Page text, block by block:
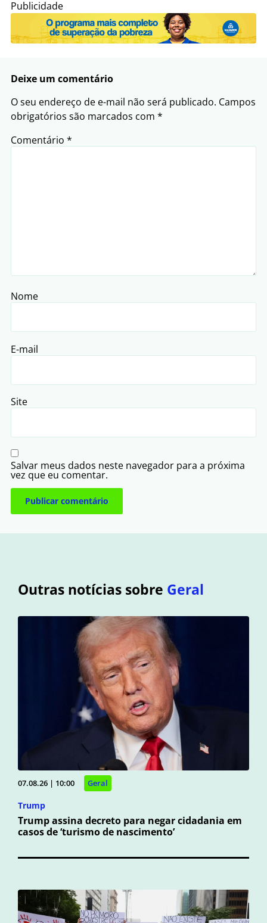
Publicidade
Deixe um comentário
O seu endereço de e-mail não será publicado. Campos
obrigatórios são marcados com *
Comentário *
Nome
E-mail
Site
Salvar meus dados neste navegador para a próxima
vez que eu comentar.
Outras notícias sobre Geral
07.08.26 | 10:00 Geral
Trump
Trump assina decreto para negar cidadania em
casos de ‘turismo de nascimento’